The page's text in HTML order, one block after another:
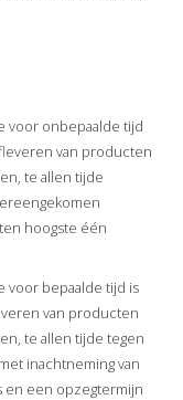
voor onbepaalde tijd
van producten
te allen tijde
hoogste één
voor bepaalde tijd is
van producten
te allen tijde tegen
inachtneming van
en een opzegtermijn